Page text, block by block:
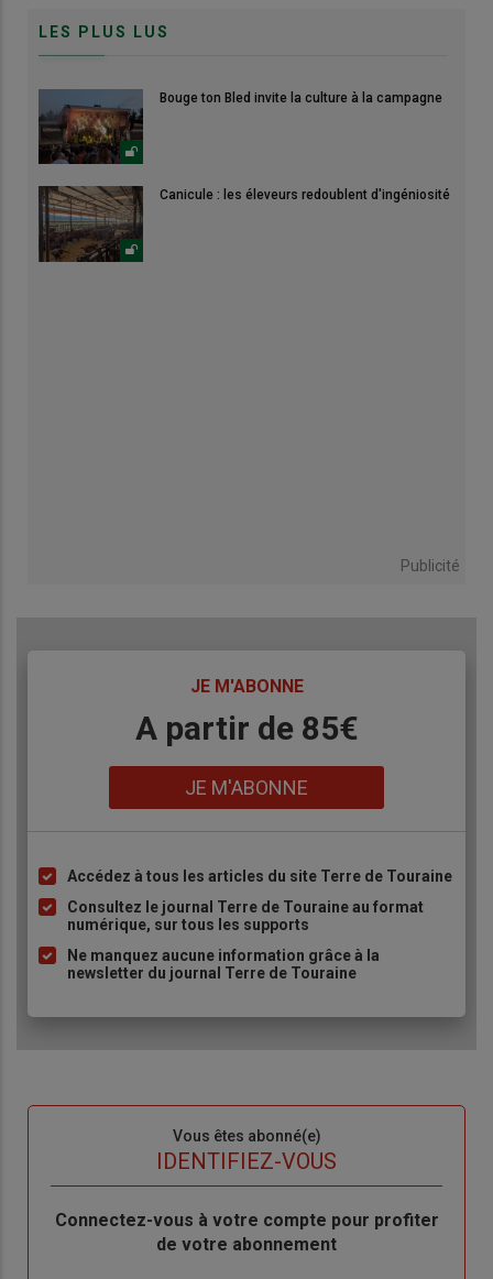
LES PLUS LUS
Bouge ton Bled invite la culture à la campagne
Canicule : les éleveurs redoublent d'ingéniosité
Publicité
JE M'ABONNE
A partir de 85€
JE M'ABONNE
Liste
à
puce
Accédez à tous les articles du site Terre de Touraine
Consultez le journal Terre de Touraine au format
numérique, sur tous les supports
Ne manquez aucune information grâce à la
newsletter du journal Terre de Touraine
Vous êtes abonné(e)
IDENTIFIEZ-VOUS
Body
Connectez-vous à votre compte pour profiter
de votre abonnement